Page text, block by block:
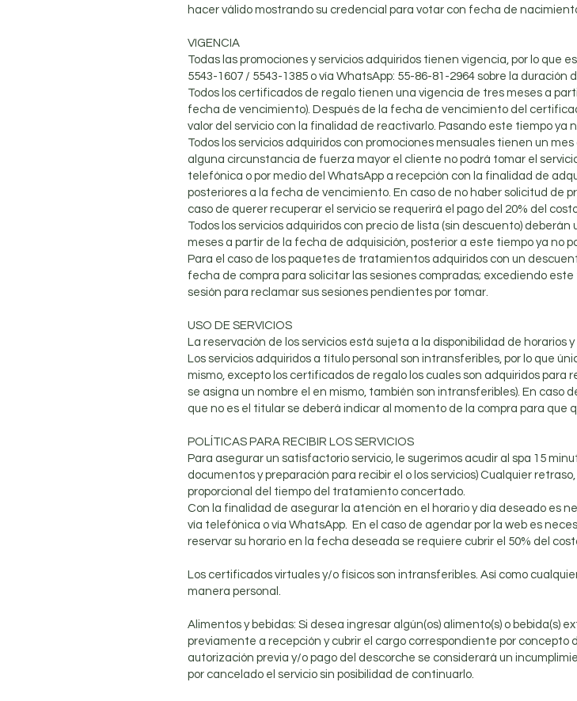
hacer válido mostrando su credencial para votar con fecha de
VIGENCIA
Todas las promociones y servicios adquiridos tienen vigencia, por lo que
5543-1607 / 5543-1385 o vía WhatsApp: 55-86-81-2964 sobre la duración
Todos los certificados de regalo tienen una vigencia de tres meses a
fecha de vencimiento). Después de la fecha de vencimiento del
valor del servicio con la finalidad de reactivarlo. Pasando este tiempo ya
Todos los servicios adquiridos con promociones mensuales tienen un
alguna circunstancia de fuerza mayor el cliente no podrá tomar el
telefónica o por medio del WhatsApp a recepción con la finalidad de
posteriores a la fecha de vencimiento. En caso de no haber solicitud de
caso de querer recuperar el servicio se requerirá el pago del 20% del
Todos los servicios adquiridos con precio de lista (sin descuento)
meses a partir de la fecha de adquisición, posterior a este tiempo ya no
Para el caso de los paquetes de tratamientos adquiridos con un
fecha de compra para solicitar las sesiones compradas; excediendo
sesión para reclamar sus sesiones pendientes por tomar.
USO DE SERVICIOS
La reservación de los servicios está sujeta a la disponibilidad de horarios
Los servicios adquiridos a título personal son intransferibles, por lo que
mismo, excepto los certificados de regalo los cuales son adquiridos
se asigna un nombre el en mismo, también son intransferibles). En caso
que no es el titular se deberá indicar al momento de la compra para que
POLÍTICAS PARA RECIBIR LOS SERVICIOS
Para asegurar un satisfactorio servicio, le sugerimos acudir al spa 15
documentos y preparación para recibir el o los servicios) Cualquier
proporcional del tiempo del tratamiento concertado.
Con la finalidad de asegurar la atención en el horario y día deseado es
vía telefónica o vía WhatsApp. En el caso de agendar por la web es
reservar su horario en la fecha deseada se requiere cubrir el 50% del
Los certificados virtuales y/o físicos son intransferibles. Así como
manera personal.
Alimentos y bebidas: Si desea ingresar algún(os) alimento(s) o bebida(s)
previamente a recepción y cubrir el cargo correspondiente por concepto
autorización previa y/o pago del descorche se considerará un
por cancelado el servicio sin posibilidad de continuarlo.